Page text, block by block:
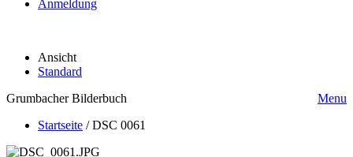
Anmeldung
Ansicht
Standard
Grumbacher Bilderbuch
Menu
Startseite /DSC 0061